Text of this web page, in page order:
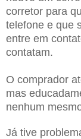
corretor para
telefone e que
entre em
contatam.
O comprador
mas
nenhum
Já tive